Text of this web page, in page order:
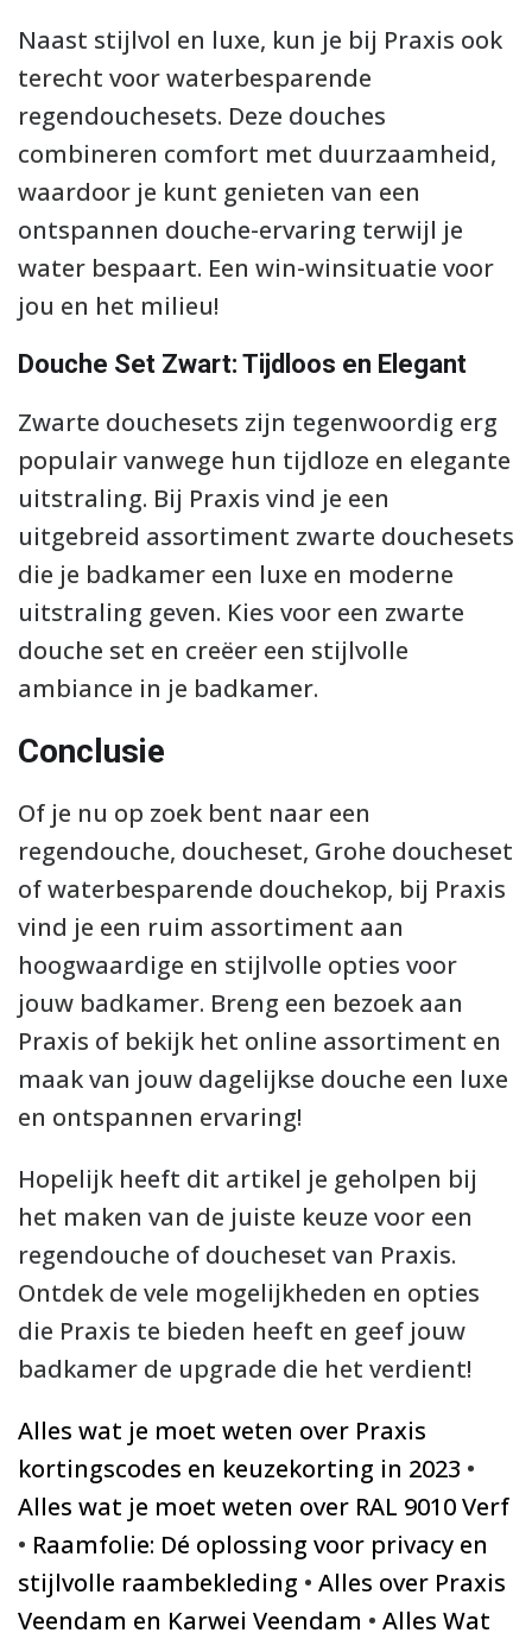
Naast stijlvol en luxe, kun je bij Praxis ook
terecht voor waterbesparende
regendouchesets. Deze douches
combineren comfort met duurzaamheid,
waardoor je kunt genieten van een
ontspannen douche-ervaring terwijl je
water bespaart. Een win-winsituatie voor
jou en het milieu!
Douche Set Zwart: Tijdloos en Elegant
Zwarte douchesets zijn tegenwoordig erg
populair vanwege hun tijdloze en elegante
uitstraling. Bij Praxis vind je een
uitgebreid assortiment zwarte douchesets
die je badkamer een luxe en moderne
uitstraling geven. Kies voor een zwarte
douche set en creëer een stijlvolle
ambiance in je badkamer.
Conclusie
Of je nu op zoek bent naar een
regendouche, doucheset, Grohe doucheset
of waterbesparende douchekop, bij Praxis
vind je een ruim assortiment aan
hoogwaardige en stijlvolle opties voor
jouw badkamer. Breng een bezoek aan
Praxis of bekijk het online assortiment en
maak van jouw dagelijkse douche een luxe
en ontspannen ervaring!
Hopelijk heeft dit artikel je geholpen bij
het maken van de juiste keuze voor een
regendouche of doucheset van Praxis.
Ontdek de vele mogelijkheden en opties
die Praxis te bieden heeft en geef jouw
badkamer de upgrade die het verdient!
Alles wat je moet weten over Praxis
kortingscodes en keuzekorting in 2023 •
Alles wat je moet weten over RAL 9010 Verf
• Raamfolie: Dé oplossing voor privacy en
stijlvolle raambekleding • Alles over Praxis
Veendam en Karwei Veendam • Alles Wat